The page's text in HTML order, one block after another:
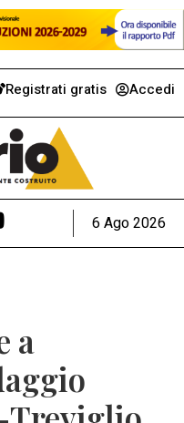
Registrati gratis Accedi
6 Ago 2026
a